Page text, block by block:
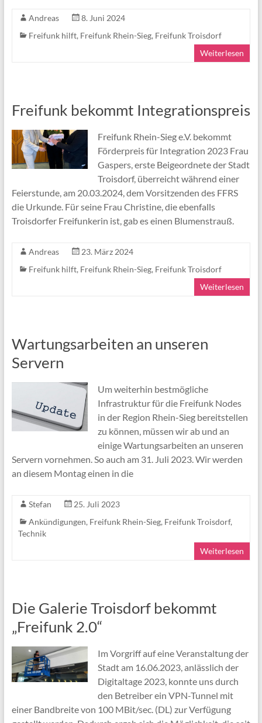
Andreas
8. Juni 2024
Freifunk hilft, Freifunk Rhein-Sieg, Freifunk Troisdorf
Weiterlesen
Freifunk bekommt Integrationspreis
Freifunk Rhein-Sieg e.V. bekommt
Förderpreis für Integration 2023 Frau
Gaspers, erste Beigeordnete der Stadt
Troisdorf, überreicht während einer
Feierstunde, am 20.03.2024, dem Vorsitzenden des FFRS
die Urkunde. Für seine Frau Christine, die ebenfalls
Troisdorfer Freifunkerin ist, gab es einen Blumenstrauß.
Andreas
23. März 2024
Freifunk hilft, Freifunk Rhein-Sieg, Freifunk Troisdorf
Weiterlesen
Wartungsarbeiten an unseren
Servern
Um weiterhin bestmögliche
Infrastruktur für die Freifunk Nodes
in der Region Rhein-Sieg bereitstellen
zu können, müssen wir ab und an
einige Wartungsarbeiten an unseren
Servern vornehmen. So auch am 31. Juli 2023. Wir werden
an diesem Montag einen in die
Stefan
25. Juli 2023
Ankündigungen, Freifunk Rhein-Sieg, Freifunk Troisdorf,
Technik
Weiterlesen
Die Galerie Troisdorf bekommt
„Freifunk 2.0“
Im Vorgriff auf eine Veranstaltung der
Stadt am 16.06.2023, anlässlich der
Digitaltage 2023, konnte uns durch
den Betreiber ein VPN-Tunnel mit
einer Bandbreite von 100 MBit/sec. (DL) zur Verfügung